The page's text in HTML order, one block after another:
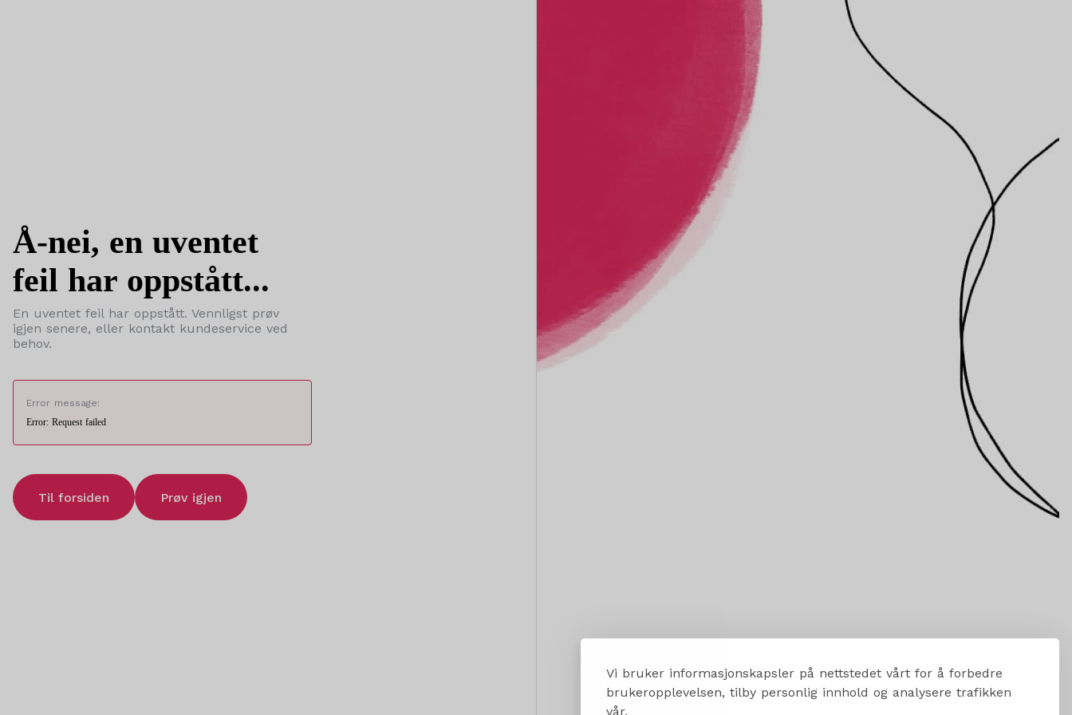
Vi bruker informasjonskapsler på nettstedet vårt for å forbedre
brukeropplevelsen, tilby personlig innhold og analysere trafikken
vår.
Å-nei, en uventet
feil har oppstått...
En uventet feil har oppstått. Vennligst prøv
igjen senere, eller kontakt kundeservice ved
behov.
Error message:
Error: Request failed
Til forsiden Prøv igjen